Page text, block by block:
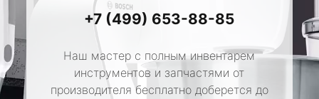
+7 (499) 653-88-85
Наш мастер с полным инвентарем
инструментов и запчастями от
производителя бесплатно доберется до